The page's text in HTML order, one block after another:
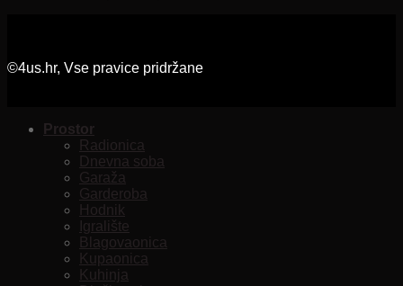
©4us.hr, Vse pravice pridržane
Prostor
Radionica
Dnevna soba
Garaža
Garderoba
Hodnik
Igralište
Blagovaonica
Kupaonica
Kuhinja